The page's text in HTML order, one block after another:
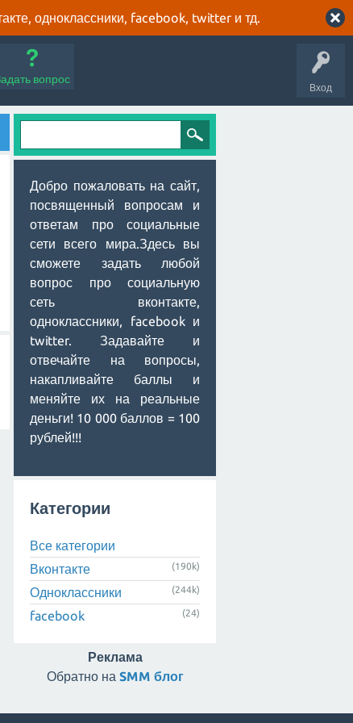
одноклассники, facebook, twitter и тд.
Вход
вопрос
Добро пожаловать на сайт,
посвященный вопросам и
ответам про социальные
сети всего мира.Здесь вы
сможете задать любой
вопрос про социальную
сеть вконтакте,
одноклассники, facebook и
twitter. Задавайте и
отвечайте на вопросы,
накапливайте баллы и
меняйте их на реальные
деньги! 10 000 баллов = 100
рублей!!!
Категории
Все категории
Вконтакте
(190k)
Одноклассники (244k)
facebook (24)
Реклама
Обратно на SMM блог